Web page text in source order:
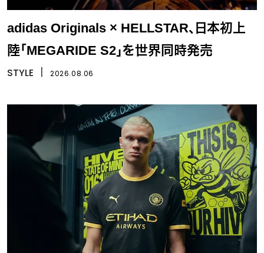
adidas Originals × HELLSTAR、日本初上
陸「MEGARIDE S2」を世界同時発売
STYLE 2026.08.06